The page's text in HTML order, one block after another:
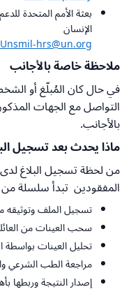
بعثة الأمم المتحدة
الإنسان
Unsmil-hrs@un.org
ملاحظة خاصة بالأجانب
في حال كان المُبلّغ أو
التواصل مع الجهات
بالأجانب.
ماذا يحدث بعد تسجيل
من لحظة تسجيل البلاغ
المفقودين تبدأ سلسلة من
تسجيل الملف وتوثيقه
سحب العينات من
تحليل العينات بواسطة
مراجعة الطب الشرعي
إصدار النتيجة وربطها